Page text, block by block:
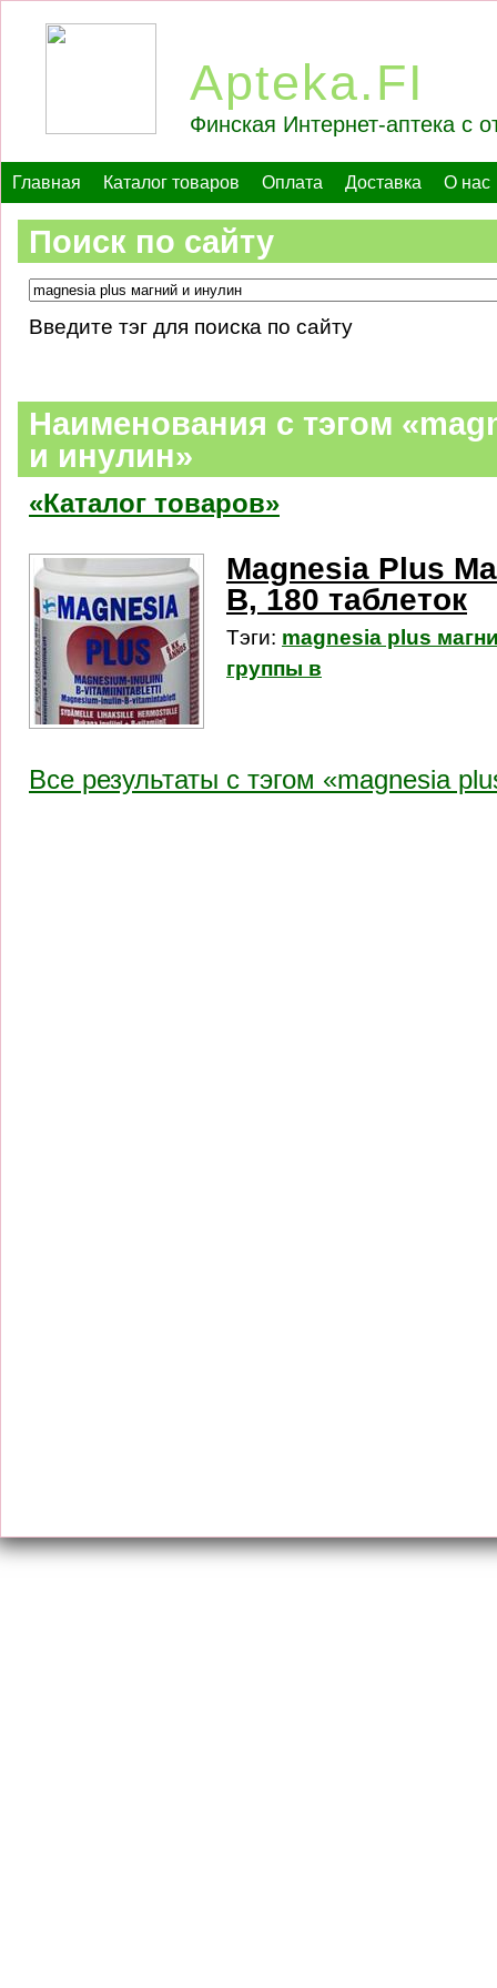
Apteka.FI
Финская Интернет-аптека с
Главная Каталог товаров Оплата Доставка О нас
Поиск по сайту
Введите тэг для поиска по сайту
Наименования c тэгом
и инулин»
«Каталог товаров»
Magnesia Plus
B, 180 таблеток
Тэги: magnesia plus
группы в
Все результаты c тэгом «magnesia